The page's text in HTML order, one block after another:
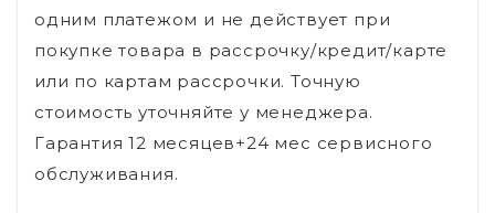
одним платежом и не действует при
покупке товара в рассрочку/кредит/карте
или по картам рассрочки. Точную
стоимость уточняйте у менеджера.
Гарантия 12 месяцев+24 мес сервисного
обслуживания.